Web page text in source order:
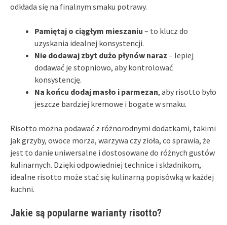
odkłada się na finalnym smaku potrawy.
Pamiętaj o ciągłym mieszaniu – to klucz do
uzyskania idealnej konsystencji.
Nie dodawaj zbyt dużo płynów naraz – lepiej
dodawać je stopniowo, aby kontrolować
konsystencję.
Na końcu dodaj masło i parmezan, aby risotto było
jeszcze bardziej kremowe i bogate w smaku.
Risotto można podawać z różnorodnymi dodatkami, takimi
jak grzyby, owoce morza, warzywa czy zioła, co sprawia, że
jest to danie uniwersalne i dostosowane do różnych gustów
kulinarnych. Dzięki odpowiedniej technice i składnikom,
idealne risotto może stać się kulinarną popisówką w każdej
kuchni.
Jakie są popularne warianty risotto?